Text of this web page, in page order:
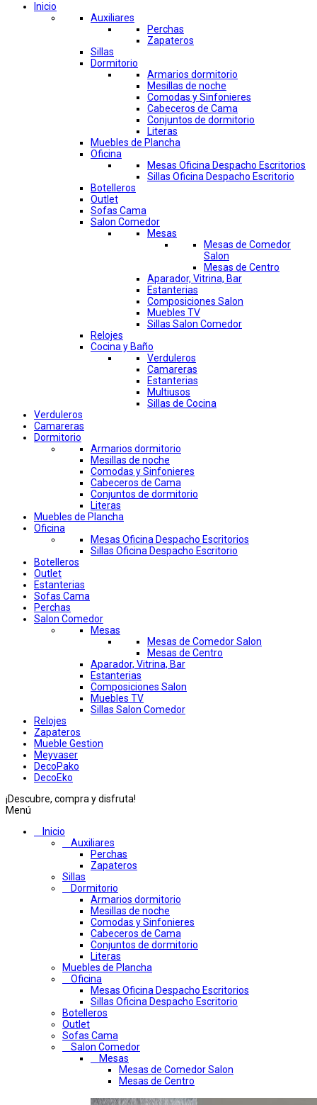
Inicio
Auxiliares
Perchas
Zapateros
Sillas
Dormitorio
Armarios dormitorio
Mesillas de noche
Comodas y Sinfonieres
Cabeceros de Cama
Conjuntos de dormitorio
Literas
Muebles de Plancha
Oficina
Mesas Oficina Despacho Escritorios
Sillas Oficina Despacho Escritorio
Botelleros
Outlet
Sofas Cama
Salon Comedor
Mesas
Mesas de Comedor
Salon
Mesas de Centro
Aparador, Vitrina, Bar
Estanterias
Composiciones Salon
Muebles TV
Sillas Salon Comedor
Relojes
Cocina y Baño
Verduleros
Camareras
Estanterias
Multiusos
Sillas de Cocina
Verduleros
Camareras
Dormitorio
Armarios dormitorio
Mesillas de noche
Comodas y Sinfonieres
Cabeceros de Cama
Conjuntos de dormitorio
Literas
Muebles de Plancha
Oficina
Mesas Oficina Despacho Escritorios
Sillas Oficina Despacho Escritorio
Botelleros
Outlet
Estanterias
Sofas Cama
Perchas
Salon Comedor
Mesas
Mesas de Comedor Salon
Mesas de Centro
Aparador, Vitrina, Bar
Estanterias
Composiciones Salon
Muebles TV
Sillas Salon Comedor
Relojes
Zapateros
Mueble Gestion
Meyvaser
DecoPako
DecoEko
¡Descubre, compra y disfruta!
Menú
Inicio
Auxiliares
Perchas
Zapateros
Sillas
Dormitorio
Armarios dormitorio
Mesillas de noche
Comodas y Sinfonieres
Cabeceros de Cama
Conjuntos de dormitorio
Literas
Muebles de Plancha
Oficina
Mesas Oficina Despacho Escritorios
Sillas Oficina Despacho Escritorio
Botelleros
Outlet
Sofas Cama
Salon Comedor
Mesas
Mesas de Comedor Salon
Mesas de Centro